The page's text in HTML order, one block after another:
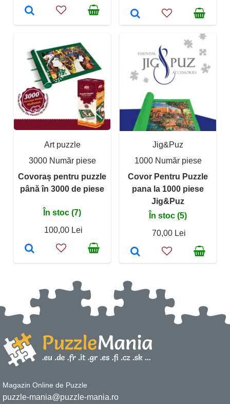
Art puzzle
3000 Număr piese
Covoraș pentru puzzle
până în 3000 de piese
În stoc (7)
100,00 Lei
Jig&Puz
1000 Număr piese
Covor Pentru Puzzle
pana la 1000 piese
Jig&Puz
În stoc (5)
70,00 Lei
Magazin Online de Puzzle
puzzle-mania@puzzle-mania.ro